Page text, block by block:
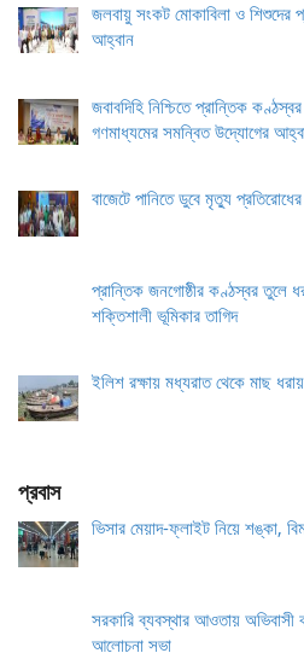
জলবায়ু সংকট মোকাবিলা ও শিশুদের
আহ্বান
জবাবদিহি নিশ্চিতে প্রান্তিক
গণমাধ্যমের সমন্বিত উদ্যোগের
বাজেটে পানিতে ডুবে মৃত্যু
প্রান্তিক জনগোষ্ঠীর কণ্ঠস্বর তুলে
শক্তিশালী ভূমিকার তাগিদ
ইলিশ রক্ষায় মধ্যরাত থেকে মাছ ধরায়
প্রবাস
ভিসার মেয়াদ-ফ্লাইট নিয়ে শঙ্কা,
সরকারি ব্যবস্থার আওতায় অভিবাসী
আলোচনা সভা